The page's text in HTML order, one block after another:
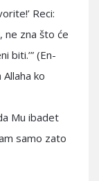
Reci:
ne zna što će
biti.’” (En-
ko
Mu ibadet
samo zato